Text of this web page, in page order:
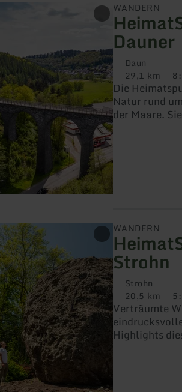
WANDERN
Dauner
Daun
Distanz:
29,1 km
Die
Natur rund
der Maare.
WANDERN
Strohn
Strohn
Distanz:
20,5 km
Verträumte
Highlights